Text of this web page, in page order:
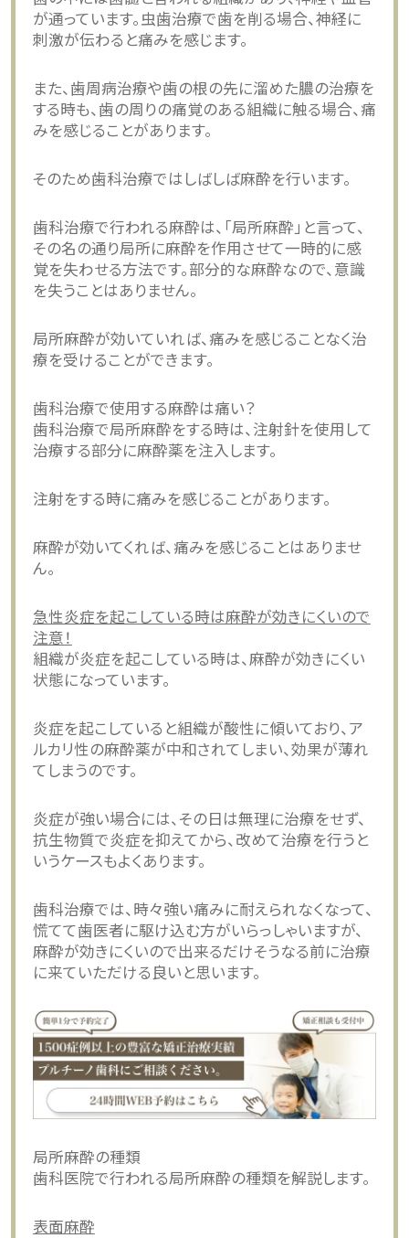
が通っています。虫歯治療で歯を削る場合、神経に
刺激が伝わると痛みを感じます。
また、歯周病治療や歯の根の先に溜めた膿の治療を
する時も、歯の周りの痛覚のある組織に触る場合、痛
みを感じることがあります。
そのため歯科治療ではしばしば麻酔を行います。
歯科治療で行われる麻酔は、「局所麻酔」と言って、
その名の通り局所に麻酔を作用させて一時的に感
覚を失わせる方法です。部分的な麻酔なので、意識
を失うことはありません。
局所麻酔が効いていれば、痛みを感じることなく治
療を受けることができます。
歯科治療で使用する麻酔は痛い？
歯科治療で局所麻酔をする時は、注射針を使用して
治療する部分に麻酔薬を注入します。
注射をする時に痛みを感じることがあります。
麻酔が効いてくれば、痛みを感じることはありませ
ん。
急性炎症を起こしている時は麻酔が効きにくいので
注意！
組織が炎症を起こしている時は、麻酔が効きにくい
状態になっています。
炎症を起こしていると組織が酸性に傾いており、ア
ルカリ性の麻酔薬が中和されてしまい、効果が薄れ
てしまうのです。
炎症が強い場合には、その日は無理に治療をせず、
抗生物質で炎症を抑えてから、改めて治療を行うと
いうケースもよくあります。
歯科治療では、時々強い痛みに耐えられなくなって、
慌てて歯医者に駆け込む方がいらっしゃいますが、
麻酔が効きにくいので出来るだけそうなる前に治療
に来ていただける良いと思います。
局所麻酔の種類
歯科医院で行われる局所麻酔の種類を解説します。
表面麻酔